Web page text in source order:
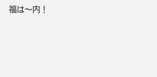
福は～内！